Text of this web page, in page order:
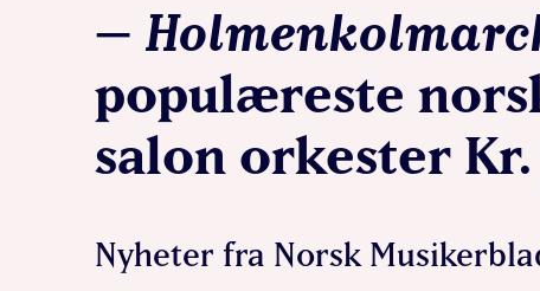
–
populæreste
salon orkester Kr.
Nyheter fra Norsk